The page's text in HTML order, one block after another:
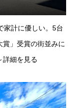
家計に優しい。5台
」受賞の街並みに
詳細を見る